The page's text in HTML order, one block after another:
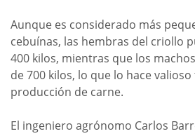
Aunque es considerado más
cebuínas, las hembras del criollo
400 kilos, mientras que los
de 700 kilos, lo que lo hace
producción de carne.
El ingeniero agrónomo Carlos